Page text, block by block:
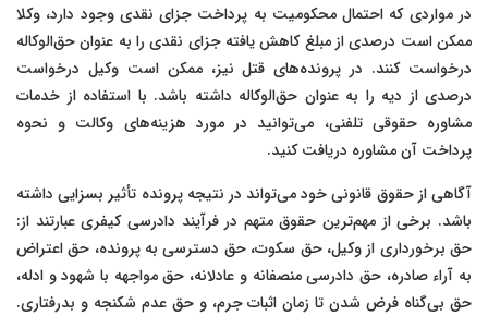
در مواردی که احتمال محکومیت به پرداخت جزای نقدی وجود دارد، وکلا
ممکن است درصدی از مبلغ کاهش یافته جزای نقدی را به عنوان حق‌الوکاله
درخواست کنند. در پرونده‌های قتل نیز، ممکن است وکیل درخواست
درصدی از دیه را به عنوان حق‌الوکاله داشته باشد. با استفاده از خدمات
مشاوره حقوقی تلفنی، می‌توانید در مورد هزینه‌های وکالت و نحوه
پرداخت آن مشاوره دریافت کنید.
آگاهی از حقوق قانونی خود می‌تواند در نتیجه پرونده تأثیر بسزایی داشته
باشد. برخی از مهم‌ترین حقوق متهم در فرآیند دادرسی کیفری عبارتند از:
حق برخورداری از وکیل، حق سکوت، حق دسترسی به پرونده، حق اعتراض
به آراء صادره، حق دادرسی منصفانه و عادلانه، حق مواجهه با شهود و ادله،
حق بی‌گناه فرض شدن تا زمان اثبات جرم، و حق عدم شکنجه و بدرفتاری.